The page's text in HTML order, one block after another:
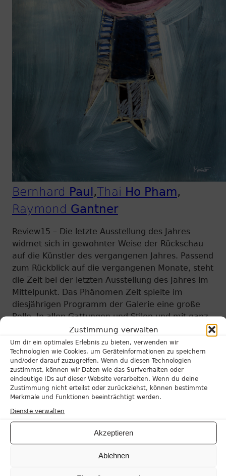
Zustimmung verwalten
Um dir ein optimales Erlebnis zu bieten, verwenden wir
Technologien wie Cookies, um Geräteinformationen zu speichern
und/oder darauf zuzugreifen. Wenn du diesen Technologien
zustimmst, können wir Daten wie das Surfverhalten oder
eindeutige IDs auf dieser Website verarbeiten. Wenn du deine
Zustimmung nicht erteilst oder zurückziehst, können bestimmte
Merkmale und Funktionen beeinträchtigt werden.
Dienste verwalten
Akzeptieren
Ablehnen
Bernhard Paul Thai Ho Pham
Raymond Gantner
Review15 – Die letzte Ausstellung des Jahres
widmet sich in gewohnter Weise der Rückschau
auf die Künstler des vergangenen Jahres. Passend
zum Rückblick auf die vergangenen Monate, steht
die Zeit bei der letzten Ausstellung des Jahres im
Mittelpunkt. Das Phänomen Zeit spielte im
diesjährigen Programm der Galerie eine große
Rolle. In allen Gattungen und Stilen und mit ganz
unterschiedlichen Intentionen wurde
Vergänglichkeit und Zeitempfinden von den
ausgestellten Künstlern thematisiert. In der
Review15 werden all diese Positionen nun
zusammengebracht und in einer Ausstellung
vereint.
Am deutlichsten setzt sich
mit dem Thema Zeit auseinander. In seinen
Fotografien, Malereien und Digitaldrucken
fokussiert er die Spuren von Verfall und